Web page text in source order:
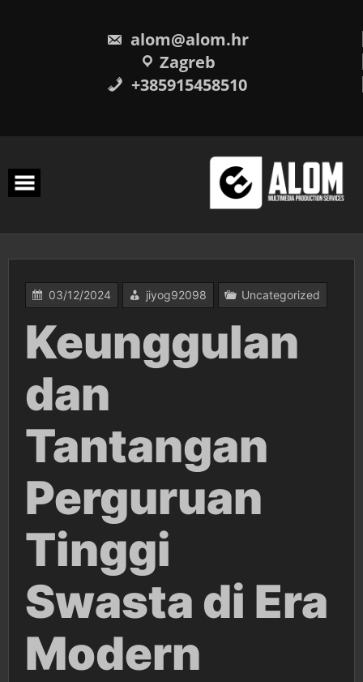
alom@alom.hr
Zagreb
+385915458510
03/12/2024 jiyog92098 Uncategorized
Keunggulan
dan
Tantangan
Perguruan
Tinggi
Swasta di Era
Modern